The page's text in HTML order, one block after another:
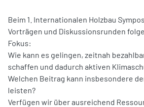
Beim 1. Internationalen Holzbau
Vorträgen und Diskussionsrunden
Fokus:
Wie kann es gelingen, zeitnah
schaffen und dadurch aktiven
Welchen Beitrag kann insbesondere
leisten?
Verfügen wir über ausreichend